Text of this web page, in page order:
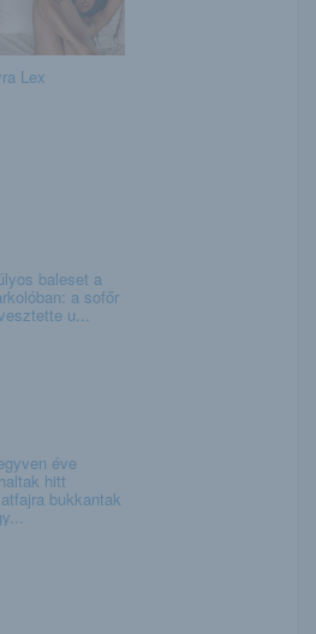
Lex
baleset a
a sofőr
u...
éve
hitt
bukkantak